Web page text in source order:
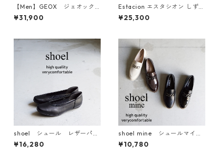
【Men】GEOX ジェオック
ス レザースニーカー U26EAB
¥31,900
Estacion エスタシオン しずく
モチーフ ショートブーツ TGE
691
¥25,300
shoel シュール レザーパン
プス 6461
¥16,280
shoel mine シュールマイ
ン チェーンローファー 993
3
¥10,780